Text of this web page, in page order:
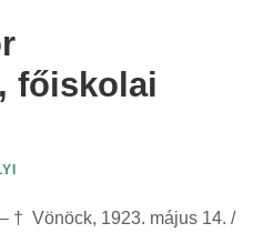
főiskolai
† Vönöck, 1923. május 14. /